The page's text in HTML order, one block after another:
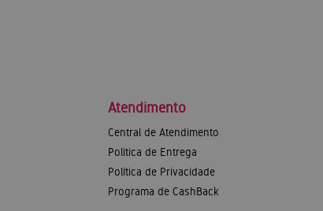
Atendimento
Central de Atendimento
Política de Entrega
Política de Privacidade
Programa de CashBack